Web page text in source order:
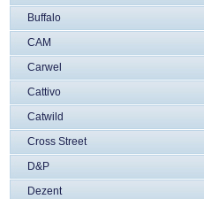
Buffalo
CAM
Carwel
Cattivo
Catwild
Cross Street
D&P
Dezent